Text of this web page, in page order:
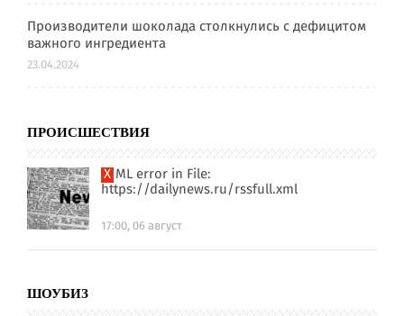
Производители шоколада столкнулись с дефицитом
важного ингредиента
23.04.2024
ПРОИСШЕСТВИЯ
XML error in File:
https://dailynews.ru/rssfull.xml
17:00, 06 август
ШОУБИЗ